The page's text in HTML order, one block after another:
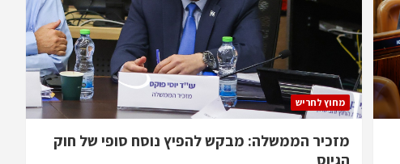
מחוץ לחריש
מזכיר הממשלה: מבקש להפיץ נוסח סופי של חוק
הגיוס